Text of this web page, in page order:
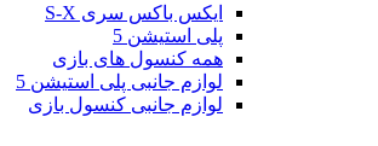
ایکس باکس سری S-X
پلی استیشن 5
همه کنسول های بازی
لوازم جانبی پلی استیشن 5
لوازم جانبی کنسول بازی